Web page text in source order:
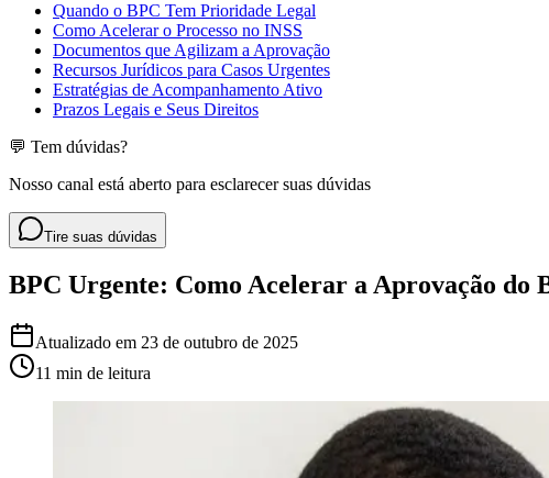
Quando o BPC Tem Prioridade Legal
Como Acelerar o Processo no INSS
Documentos que Agilizam a Aprovação
Recursos Jurídicos para Casos Urgentes
Estratégias de Acompanhamento Ativo
Prazos Legais e Seus Direitos
💬 Tem dúvidas?
Nosso canal está aberto para esclarecer suas dúvidas
Tire suas dúvidas
BPC Urgente: Como Acelerar a Aprovação do
Atualizado em 23 de outubro de 2025
11 min de leitura